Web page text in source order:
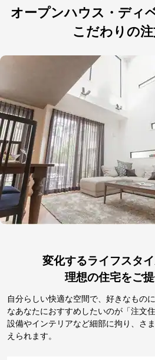
オープンハウス・ディ
こだわりの
変化するライフスタ
理想の住宅をご
自分らしい快適な空間で、好きなもの
なあなたにおすすめしたいのが「注文
設備やインテリアなど細部に拘り、さ
えられます。